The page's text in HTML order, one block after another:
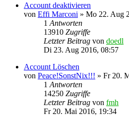
Account deaktivieren
von Effi Marconi » Mo 22. Aug
1 Antworten
13910 Zugriffe
Letzter Beitrag von doedl
Di 23. Aug 2016, 08:57
Account Löschen
von Peace!SonstNix!!! » Fr 20.
1 Antworten
14250 Zugriffe
Letzter Beitrag von fmh
Fr 20. Mai 2016, 19:34